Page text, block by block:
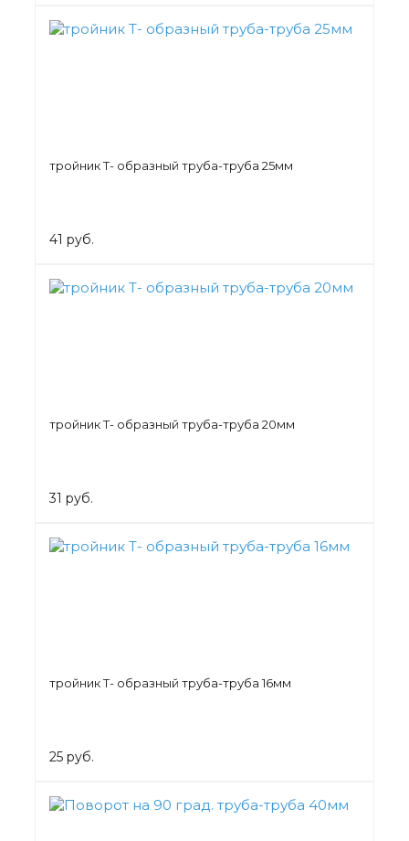
тройник Т- образный труба-труба 25мм
41 руб.
тройник Т- образный труба-труба 20мм
31 руб.
тройник Т- образный труба-труба 16мм
25 руб.